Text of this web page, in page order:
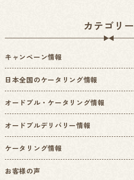
カテゴリー
キャンペーン情報
日本全国のケータリング情報
オードブル・ケータリング情報
オードブルデリバリー情報
ケータリング情報
お客様の声